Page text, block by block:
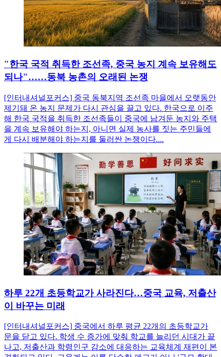
"한국 국적 취득한 조선족, 중국 농지 계속 보유해도
되나"……동북 농촌의 오래된 논쟁
[인터내셔널포커스] 중국 동북지역 조선족 마을에서 오랫동안
제기돼 온 농지 문제가 다시 관심을 끌고 있다. 한국으로 이주
해 한국 국적을 취득한 조선족들이 중국에 남겨둔 농지와 주택
을 계속 보유해야 하는지, 아니면 실제 농사를 짓는 주민들에
게 다시 배분해야 하는지를 둘러싼 논쟁이다....
하루 22개 초등학교가 사라진다…중국 교육, 저출산
이 바꾸는 미래
[인터내셔널포커스] 중국에서 하루 평균 22개의 초등학교가
문을 닫고 있다. 학생 수 증가에 맞춰 학교를 늘리던 시대가 끝
나고, 저출산과 학령인구 감소에 대응하는 교육체계 재편이 본